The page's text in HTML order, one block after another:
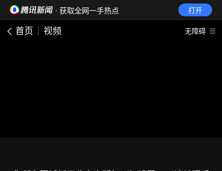
· 获取全网一手热点 打开
首页 视频 无障碍